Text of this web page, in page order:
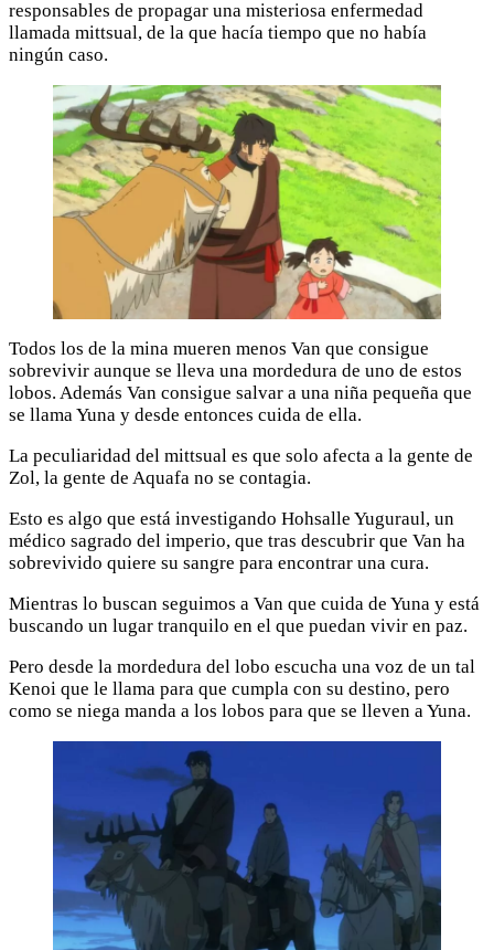
responsables de propagar una misteriosa enfermedad
llamada mittsual, de la que hacía tiempo que no había
ningún caso.
Todos los de la mina mueren menos Van que consigue
sobrevivir aunque se lleva una mordedura de uno de estos
lobos. Además Van consigue salvar a una niña pequeña que
se llama Yuna y desde entonces cuida de ella.
La peculiaridad del mittsual es que solo afecta a la gente de
Zol, la gente de Aquafa no se contagia.
Esto es algo que está investigando Hohsalle Yuguraul, un
médico sagrado del imperio, que tras descubrir que Van ha
sobrevivido quiere su sangre para encontrar una cura.
Mientras lo buscan seguimos a Van que cuida de Yuna y está
buscando un lugar tranquilo en el que puedan vivir en paz.
Pero desde la mordedura del lobo escucha una voz de un tal
Kenoi que le llama para que cumpla con su destino, pero
como se niega manda a los lobos para que se lleven a Yuna.